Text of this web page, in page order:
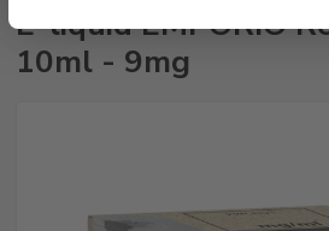
E-liquid EMPORIO
10ml - 9mg